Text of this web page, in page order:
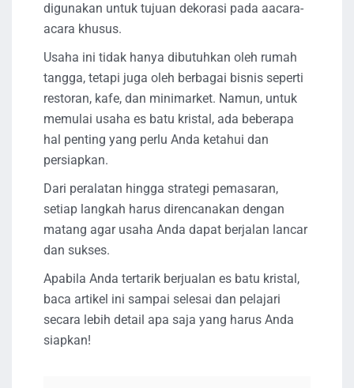
digunakan untuk tujuan dekorasi pada aacara-
acara khusus.
Usaha ini tidak hanya dibutuhkan oleh rumah
tangga, tetapi juga oleh berbagai bisnis seperti
restoran, kafe, dan minimarket. Namun, untuk
memulai usaha es batu kristal, ada beberapa
hal penting yang perlu Anda ketahui dan
persiapkan.
Dari peralatan hingga strategi pemasaran,
setiap langkah harus direncanakan dengan
matang agar usaha Anda dapat berjalan lancar
dan sukses.
Apabila Anda tertarik berjualan es batu kristal,
baca artikel ini sampai selesai dan pelajari
secara lebih detail apa saja yang harus Anda
siapkan!